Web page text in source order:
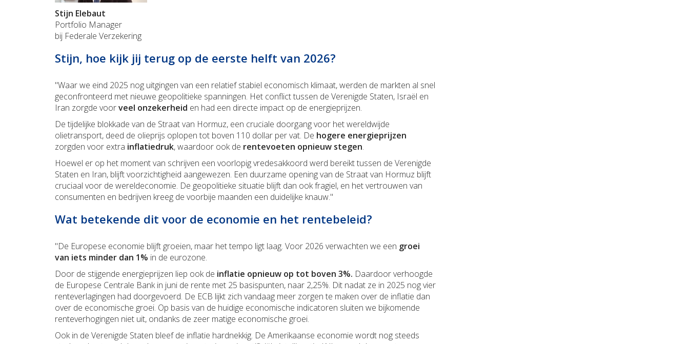
Stijn Elebaut
Portfolio Manager
bij Federale Verzekering
Stijn, hoe kijk jij terug op de eerste helft van 2026?
"Waar we eind 2025 nog uitgingen van een relatief stabiel economisch klimaat, werden de markten al snel
geconfronteerd met nieuwe geopolitieke spanningen. Het conflict tussen de Verenigde Staten, Israël en
Iran zorgde voorveel onzekerheid en had een directe impact op de energieprijzen.
De tijdelijke blokkade van de Straat van Hormuz, een cruciale doorgang voor het wereldwijde
olietransport, deed de olieprijs oplopen tot boven 110 dollar per vat. De hogere energieprijzen
zorgden voor extra inflatiedruk, waardoor ook de rentevoeten opnieuw stegen.
Hoewel er op het moment van schrijven een voorlopig vredesakkoord werd bereikt tussen de Verenigde
Staten en Iran, blijft voorzichtigheid aangewezen. Een duurzame opening van de Straat van Hormuz blijft
cruciaal voor de wereldeconomie. De geopolitieke situatie blijft dan ook fragiel, en het vertrouwen van
consumenten en bedrijven kreeg de voorbije maanden een duidelijke knauw."
Wat betekende dit voor de economie en het rentebeleid?
"De Europese economie blijft groeien, maar het tempo ligt laag. Voor 2026 verwachten we een groei
van iets minder dan 1% in de eurozone.
Door de stijgende energieprijzen liep ook de inflatie opnieuw op tot boven 3%. Daardoor verhoogde
de Europese Centrale Bank in juni de rente met 25 basispunten, naar 2,25%. Dit nadat ze in 2025 nog vier
renteverlagingen had doorgevoerd. De ECB lijkt zich vandaag meer zorgen te maken over de inflatie dan
over de economische groei. Op basis van de huidige economische indicatoren sluiten we bijkomende
renteverhogingen niet uit, ondanks de zeer matige economische groei.
Ook in de Verenigde Staten bleef de inflatie hardnekkig. De Amerikaanse economie wordt nog steeds